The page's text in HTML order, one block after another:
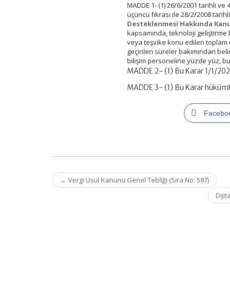
MADDE 1- (1) 26/6/2001 tarihli ve
üçüncü fıkrası ile 28/2/2008
Desteklenmesi Hakkında
kapsamında, teknoloji geliştirme
veya teşvike konu edilen toplam
geçirilen süreler bakımından
bilişim personeline yüzde yüz,
MADDE 2- (1) Bu Karar 1/1/
MADDE 3- (1) Bu Karar
Post
navigation
← Vergi Usul Kanunu Genel Tebliği (Sıra No: 587)